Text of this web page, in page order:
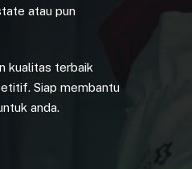
atau pun
kualitas terbaik
Siap membantu
anda.